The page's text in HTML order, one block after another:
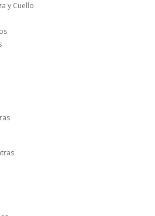
y Cuello